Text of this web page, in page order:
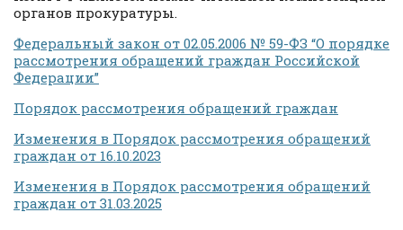
органов прокуратуры.
Федеральный закон от 02.05.2006 № 59-ФЗ “О порядке
рассмотрения обращений граждан Российской
Федерации”
Порядок рассмотрения обращений граждан
Изменения в Порядок рассмотрения обращений
граждан от 16.10.2023
Изменения в Порядок рассмотрения обращений
граждан от 31.03.2025